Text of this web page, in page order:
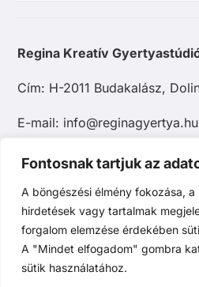
Fontosnak tartjuk az
A böngészési élmény fokozása,
hirdetések vagy tartalmak
forgalom elemzése érdekében
A "Mindet elfogadom" gombra
sütik használatához.
Regina Kreatív
Cím: H-2011 Budakalász,
E-mail: info@reginagyertya.hu
Tel.: +36 20 483 9097